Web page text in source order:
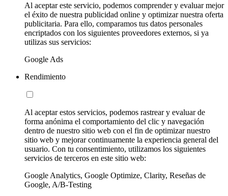
Al aceptar este servicio, podemos comprender y evaluar mejor
el éxito de nuestra publicidad online y optimizar nuestra oferta
publicitaria. Para ello, comparamos tus datos personales
encriptados con los siguientes proveedores externos, si ya
utilizas sus servicios:
Google Ads
Rendimiento
Al aceptar estos servicios, podemos rastrear y evaluar de
forma anónima el comportamiento del clic y navegación
dentro de nuestro sitio web con el fin de optimizar nuestro
sitio web y mejorar continuamente la experiencia general del
usuario. Con tu consentimiento, utilizamos los siguientes
servicios de terceros en este sitio web:
Google Analytics, Google Optimize, Clarity, Reseñas de
Google, A/B-Testing